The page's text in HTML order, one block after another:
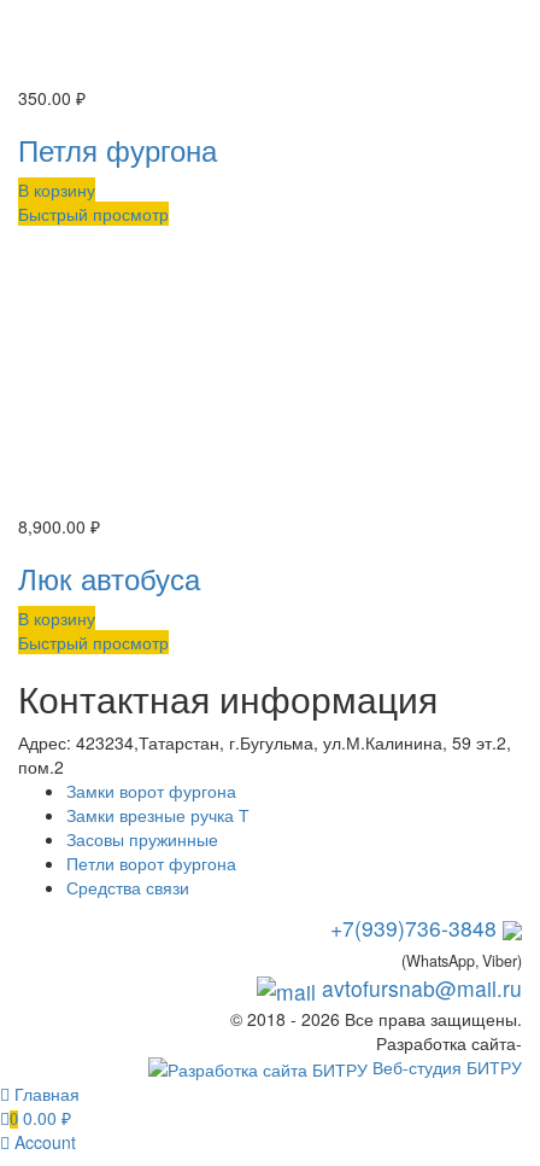
350.00 ₽
Петля фургона
В корзину
Быстрый просмотр
8,900.00 ₽
Люк автобуса
В корзину
Быстрый просмотр
Контактная информация
Адрес: 423234,Татарстан, г.Бугульма, ул.М.Калинина, 59 эт.2,
пом.2
Замки ворот фургона
Замки врезные ручка Т
Засовы пружинные
Петли ворот фургона
Средства связи
+7(939)736-3848
(WhatsApp, Viber)
avtofursnab@mail.ru
© 2018 - 2026 Все права защищены.
Разработка сайта-
Веб-студия БИТРУ
Главная
0 0.00 ₽
Account